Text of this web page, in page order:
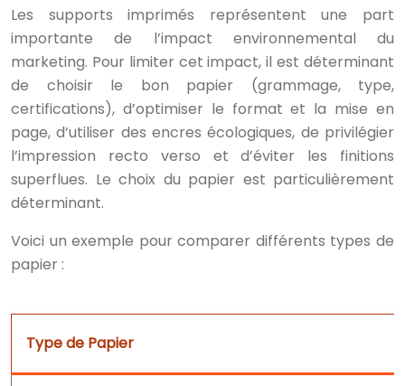
Les supports imprimés représentent une part
importante de l’impact environnemental du
marketing. Pour limiter cet impact, il est déterminant
de choisir le bon papier (grammage, type,
certifications), d’optimiser le format et la mise en
page, d’utiliser des encres écologiques, de privilégier
l’impression recto verso et d’éviter les finitions
superflues. Le choix du papier est particulièrement
déterminant.
Voici un exemple pour comparer différents types de
papier :
Type de Papier